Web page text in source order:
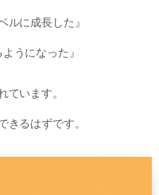
ルに成長した』
ようになった』
ています。
きるはずです。